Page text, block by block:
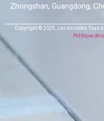
Zhongshan, Guangdong,
Copyright © 2025, Les envolées Tous
Politique de